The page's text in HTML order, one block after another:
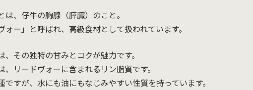
、仔牛の胸腺（膵臓）のこと。
ォー」と呼ばれ、高級食材として扱われています。
その独特の甘みとコクが魅力です。
、リードヴォーに含まれるリン脂質です。
ですが、水にも油にもなじみやすい性質を持っています。